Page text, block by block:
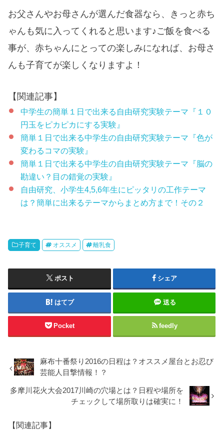
お父さんやお母さんが選んだ食器なら、きっと赤ち
ゃんも気に入ってくれると思います♪ご飯を食べる
事が、赤ちゃんにとっての楽しみになれば、お母さ
んも子育てが楽しくなりますよ！
【関連記事】
中学生の簡単１日で出来る自由研究実験テーマ『１０
円玉をピカピカにする実験』
簡単１日で出来る中学生の自由研究実験テーマ『色が
変わるコマの実験』
簡単１日で出来る中学生の自由研究実験テーマ『脳の
勘違い？目の錯覚の実験』
自由研究、小学生4,5,6年生にピッタリの工作テーマ
は？簡単に出来るテーマからまとめ方まで！その２
子育て オススメ 離乳食
ポスト シェア
はてブ 送る
Pocket feedly
麻布十番祭り2016の日程は？オススメ屋台とお忍び
芸能人目撃情報！？
多摩川花火大会2017川崎の穴場とは？日程や場所を
チェックして場所取りは確実に！
【関連記事】